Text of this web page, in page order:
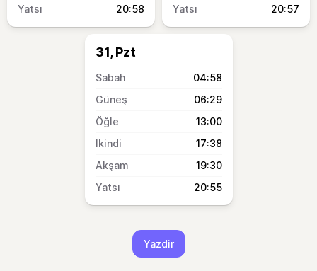
20:58
20:57
31, Pzt
04:58
06:29
13:00
17:38
19:30
20:55
Yazdir